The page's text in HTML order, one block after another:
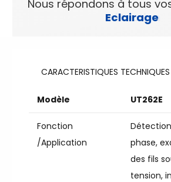
Nous répondons à tous
Eclairage
CARACTERISTIQUES TECHNIQUES
Modèle UT262E
Fonction
/Application
phase,
des fils
tension,